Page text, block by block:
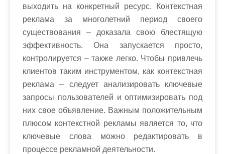
выходить на конкретный ресурс. Контекстная
реклама за многолетний период своего
существования – доказала свою блестящую
эффективность. Она запускается просто,
контролируется – также легко. Чтобы привлечь
клиентов таким инструментом, как контекстная
реклама – следует анализировать ключевые
запросы пользователей и оптимизировать под
них свое объявление. Важным положительным
плюсом контекстной рекламы является то, что
ключевые слова можно редактировать в
процессе рекламной деятельности.